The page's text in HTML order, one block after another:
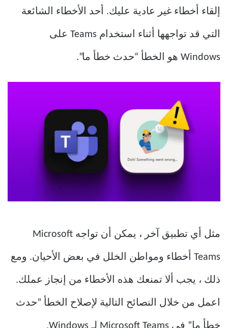
إلقاء أخطاء غير عادية عليك. أحد الأخطاء الشائعة
التي قد تواجهها أثناء استخدام Teams على
Windows هو الخطأ “حدث خطأ ما”.
مثل أي تطبيق آخر ، يمكن أن تواجه Microsoft
Teams أخطاء ومواطن الخلل في بعض الأحيان. ومع
ذلك ، يجب ألا تمنعك هذه الأخطاء من إنجاز عملك.
اعمل من خلال النصائح التالية لإصلاح الخطأ “حدث